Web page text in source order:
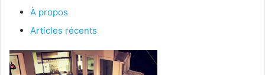
À propos
Articles récents